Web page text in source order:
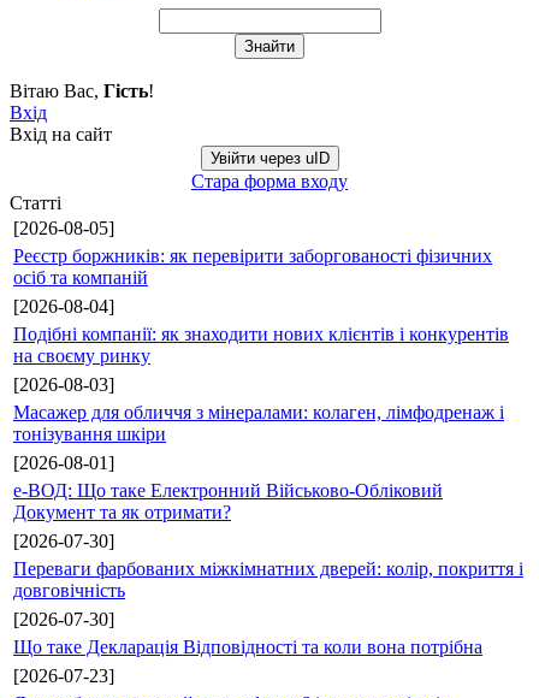
Вітаю Вас, Гість!
Вхід
Вхід на сайт
Увійти через uID
Стара форма входу
Статті
[2026-08-05]
Реєстр боржників: як перевірити заборгованості фізичних
осіб та компаній
[2026-08-04]
Подібні компанії: як знаходити нових клієнтів і конкурентів
на своєму ринку
[2026-08-03]
Масажер для обличчя з мінералами: колаген, лімфодренаж і
тонізування шкіри
[2026-08-01]
е-ВОД: Що таке Електронний Військово-Обліковий
Документ та як отримати?
[2026-07-30]
Переваги фарбованих міжкімнатних дверей: колір, покриття і
довговічність
[2026-07-30]
Що таке Декларація Відповідності та коли вона потрібна
[2026-07-23]